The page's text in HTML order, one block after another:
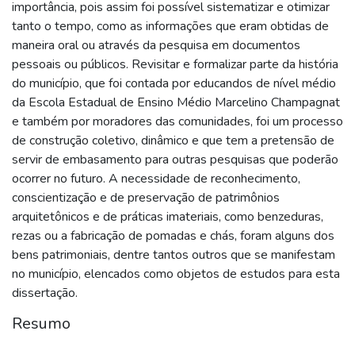
importância, pois assim foi possível sistematizar e otimizar
tanto o tempo, como as informações que eram obtidas de
maneira oral ou através da pesquisa em documentos
pessoais ou públicos. Revisitar e formalizar parte da história
do município, que foi contada por educandos de nível médio
da Escola Estadual de Ensino Médio Marcelino Champagnat
e também por moradores das comunidades, foi um processo
de construção coletivo, dinâmico e que tem a pretensão de
servir de embasamento para outras pesquisas que poderão
ocorrer no futuro. A necessidade de reconhecimento,
conscientização e de preservação de patrimônios
arquitetônicos e de práticas imateriais, como benzeduras,
rezas ou a fabricação de pomadas e chás, foram alguns dos
bens patrimoniais, dentre tantos outros que se manifestam
no município, elencados como objetos de estudos para esta
dissertação.
Resumo